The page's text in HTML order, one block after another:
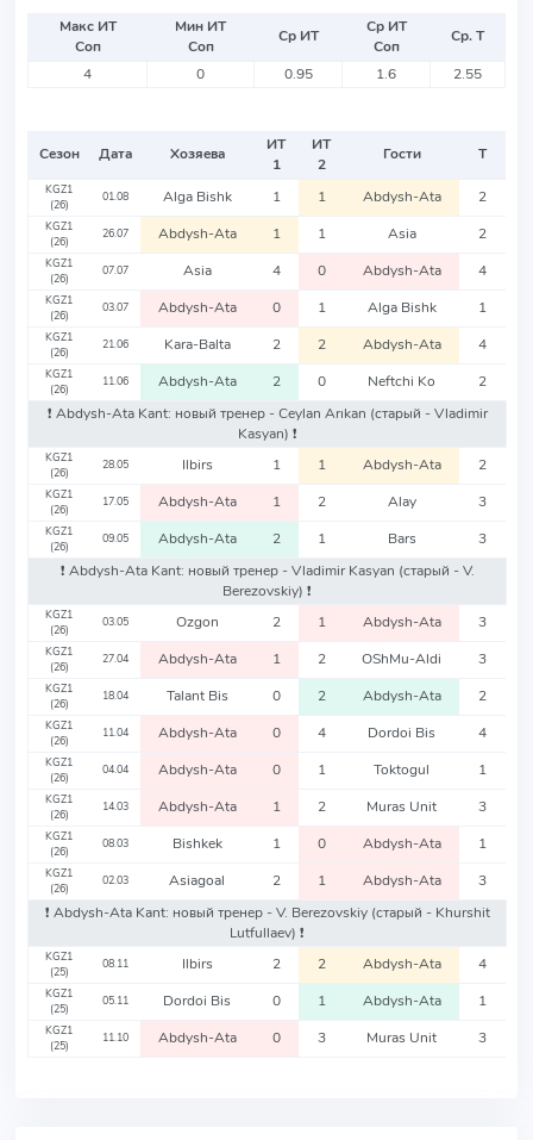
Макс ИТ
Соп
Мин ИТ
Соп
Ср ИТ
Ср ИТ
Соп
Ср. Т
4
0 0.95 1.6 2.55
Сезон Дата Хозяева
ИТ
1
ИТ
2
Гости Т
KGZ1
(26)
01.08 Alga Bishk 1 1 Abdysh-Ata 2
KGZ1
(26)
26.07 Abdysh-Ata 1 1 Asia 2
KGZ1
(26)
07.07 Asia 4 0 Abdysh-Ata 4
KGZ1
(26)
03.07 Abdysh-Ata 0 1 Alga Bishk 1
KGZ1
(26)
21.06 Kara-Balta 2 2 Abdysh-Ata 4
KGZ1
(26)
11.06 Abdysh-Ata 2 0 Neftchi Ko
2
❗️ Abdysh-Ata Kant: новый тренер - Ceylan Arıkan (старый - Vladimir
Kasyan) ❗️
KGZ1
(26)
28.05 Ilbirs 1 1 Abdysh-Ata 2
KGZ1
(26)
17.05 Abdysh-Ata 1 2 Alay 3
KGZ1
(26)
09.05 Abdysh-Ata 2 1 Bars
3
❗️ Abdysh-Ata Kant: новый тренер - Vladimir Kasyan (старый - V.
Berezovskiy) ❗️
KGZ1
(26)
03.05 Ozgon 2 1 Abdysh-Ata 3
KGZ1
(26)
27.04 Abdysh-Ata 1 2 OShMu-Aldi 3
KGZ1
(26)
18.04 Talant Bis 0 2 Abdysh-Ata 2
KGZ1
(26)
11.04 Abdysh-Ata 0 4 Dordoi Bis 4
KGZ1
(26)
04.04 Abdysh-Ata 0 1 Toktogul 1
KGZ1
(26)
14.03 Abdysh-Ata 1 2 Muras Unit 3
KGZ1
(26)
08.03 Bishkek 1 0 Abdysh-Ata 1
KGZ1
(26)
02.03 Asiagoal 2 1 Abdysh-Ata
3
❗️ Abdysh-Ata Kant: новый тренер - V. Berezovskiy (старый - Khurshit
Lutfullaev) ❗️
KGZ1
(25)
08.11 Ilbirs 2 2 Abdysh-Ata 4
KGZ1
(25)
05.11 Dordoi Bis 0 1 Abdysh-Ata 1
KGZ1
(25)
11.10 Abdysh-Ata 0 3 Muras Unit 3